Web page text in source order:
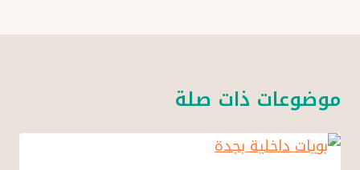
موضوعات ذات صلة